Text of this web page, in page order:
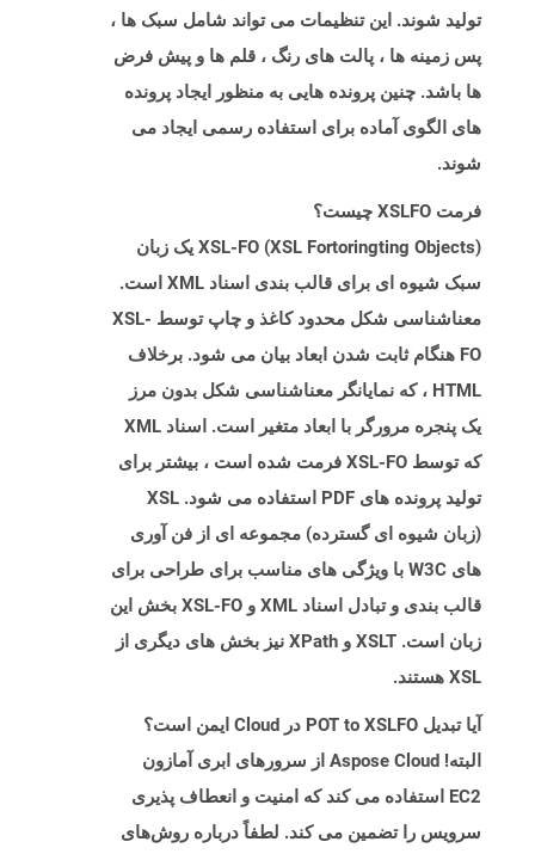
تولید شوند. این تنظیمات می تواند شامل سبک ها ،
پس زمینه ها ، پالت های رنگ ، قلم ها و پیش فرض
ها باشد. چنین پرونده هایی به منظور ایجاد پرونده
های الگوی آماده برای استفاده رسمی ایجاد می
شوند.
فرمت XSLFO چیست؟
XSL-FO (XSL Fortoringting Objects) یک زبان
سبک شیوه ای برای قالب بندی اسناد XML است.
معناشناسی شکل محدود کاغذ و چاپ توسط XSL-
FO هنگام ثابت شدن ابعاد بیان می شود. برخلاف
HTML ، که نمایانگر معناشناسی شکل بدون مرز
یک پنجره مرورگر با ابعاد متغیر است. اسناد XML
که توسط XSL-FO فرمت شده است ، بیشتر برای
تولید پرونده های PDF استفاده می شود. XSL
(زبان شیوه ای گسترده) مجموعه ای از فن آوری
های W3C با ویژگی های مناسب برای طراحی برای
قالب بندی و تبادل اسناد XML و XSL-FO بخش این
زبان است. XSLT و XPath نیز بخش های دیگری از
XSL هستند.
آیا تبدیل POT to XSLFO در Cloud ایمن است؟
البته! Aspose Cloud از سرورهای ابری آمازون
EC2 استفاده می کند که امنیت و انعطاف پذیری
سرویس را تضمین می کند. لطفاً درباره روش‌های